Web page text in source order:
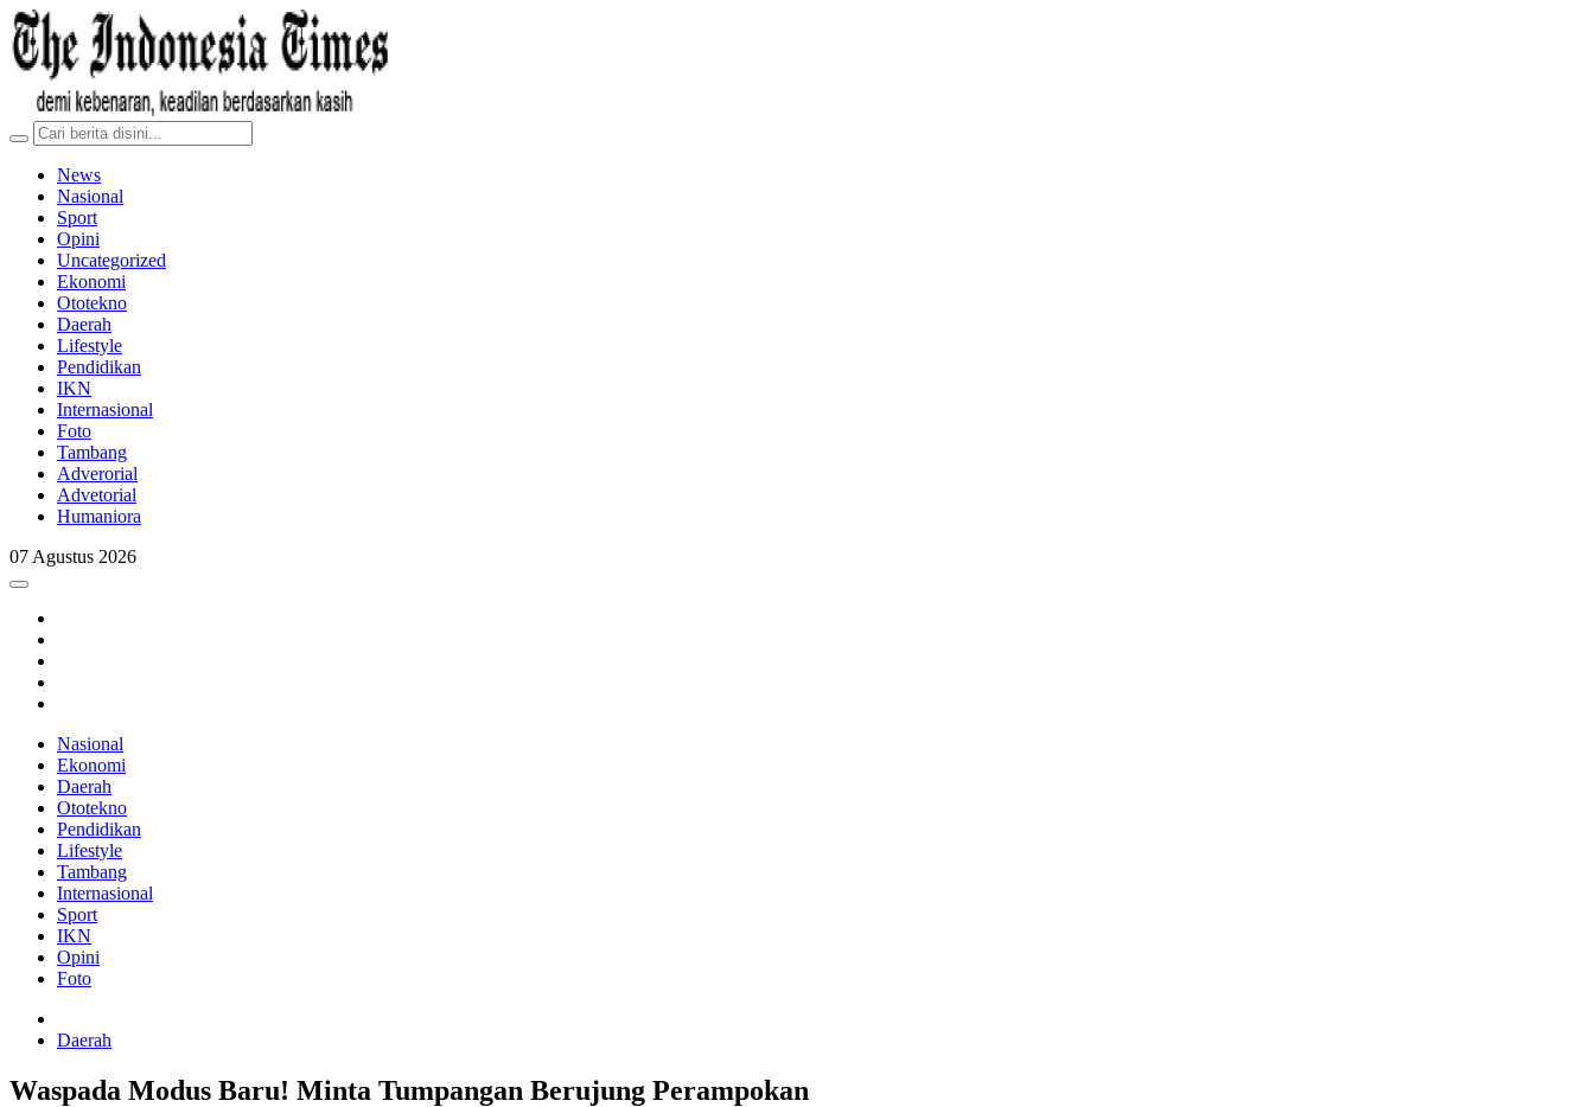
News
Nasional
Sport
Opini
Uncategorized
Ekonomi
Ototekno
Daerah
Lifestyle
Pendidikan
IKN
Internasional
Foto
Tambang
Adverorial
Advetorial
Humaniora
07 Agustus 2026
Nasional
Ekonomi
Daerah
Ototekno
Pendidikan
Lifestyle
Tambang
Internasional
Sport
IKN
Opini
Foto
Daerah
Waspada Modus Baru! Minta Tumpangan Berujung Perampokan